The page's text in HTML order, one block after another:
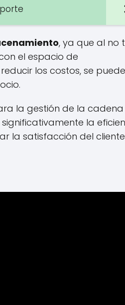
, ya que al no
el espacio de
los costos, se
la gestión de la
la
la satisfacción del